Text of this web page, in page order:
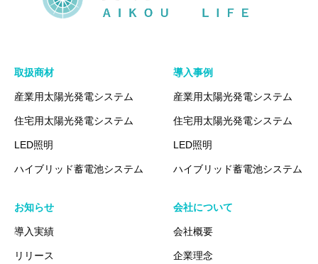
取扱商材
産業用太陽光発電システム
住宅用太陽光発電システム
LED照明
ハイブリッド蓄電池システム
導入事例
産業用太陽光発電システム
住宅用太陽光発電システム
LED照明
ハイブリッド蓄電池システム
お知らせ
導入実績
リリース
会社について
会社概要
企業理念